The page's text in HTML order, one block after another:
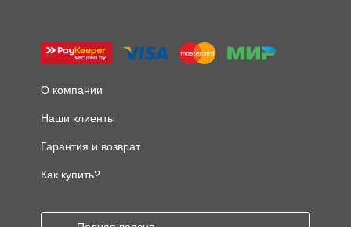
О компании
Наши клиенты
Гарантия и возврат
Как купить?